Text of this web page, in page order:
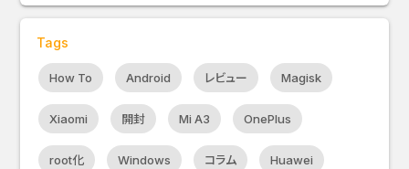
Tags
How To Android レビュー Magisk
Xiaomi 開封 Mi A3 OnePlus
root化 Windows コラム Huawei